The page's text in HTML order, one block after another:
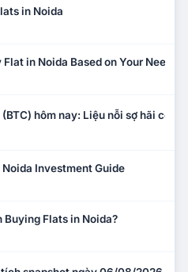
in Noida
in Noida Based on Your Needs
hôm nay: Liệu nỗi sợ hãi có
Investment Guide
Buying Flats in Noida?